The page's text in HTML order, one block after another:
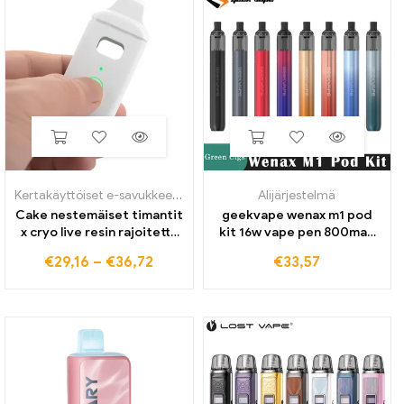
Kertakäyttöiset e-savukkeet,
Alijärjestelmä
Cake nestemäiset timantit
x cryo live resin rajoitettu
tapaa erilaisia 2,0 ml
€29,16 – €36,72
Alijärjestelmä
geekvape wenax m1 pod
kit 16w vape pen 800mah
savukkeen höyrystin
€33,57